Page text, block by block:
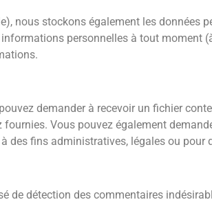
nous stockons également les données
personnelles à tout moment
demander à recevoir un fichier
Vous pouvez également
des fins administratives, légales ou pour
de détection des commentaires